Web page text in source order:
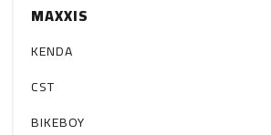
MAXXIS
KENDA
CST
BIKEBOY